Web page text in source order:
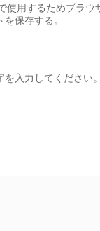
使用するためブラウ
保存する。
を入力してください。